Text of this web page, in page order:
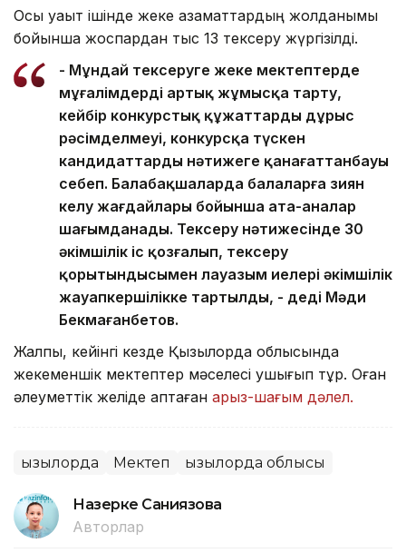
Осы уақыт ішінде жеке азаматтардың жолданымы
бойынша жоспардан тыс 13 тексеру жүргізілді.
- Мұндай тексеруге жеке мектептерде
мұғалімдерді артық жұмысқа тарту,
кейбір конкурстық құжаттардың дұрыс
рәсімделмеуі, конкурсқа түскен
кандидаттардың нәтижеге қанағаттанбауы
себеп. Балабақшаларда балаларға зиян
келу жағдайлары бойынша ата-аналар
шағымданады. Тексеру нәтижесінде 30
әкімшілік іс қозғалып, тексеру
қорытындысымен лауазым иелері әкімшілік
жауапкершілікке тартылды, - деді Мәди
Бекмағанбетов.
Жалпы, кейінгі кезде Қызылорда облысында
жекеменшік мектептер мәселесі ушығып тұр. Оған
әлеуметтік желіде қаптаған арыз-шағым дәлел.
Қызылорда Мектеп Қызылорда облысы
Назерке Саниязова
Авторлар